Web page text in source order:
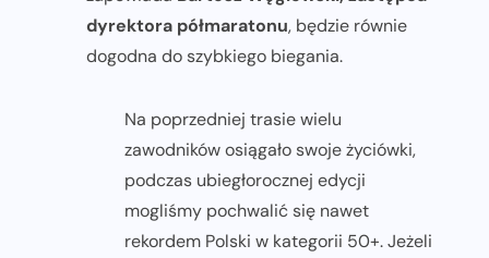
dyrektora półmaratonu, będzie równie
dogodna do szybkiego biegania.
Na poprzedniej trasie wielu
zawodników osiągało swoje życiówki,
podczas ubiegłorocznej edycji
mogliśmy pochwalić się nawet
rekordem Polski w kategorii 50+. Jeżeli